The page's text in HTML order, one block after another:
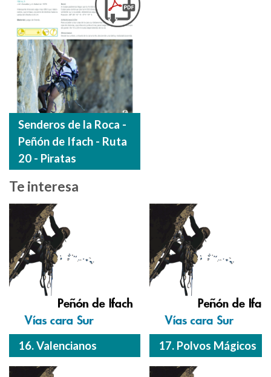
Senderos de la Roca -
Peñón de Ifach - Ruta
20 - Piratas
Te interesa
16. Valencianos 17. Polvos Mágicos